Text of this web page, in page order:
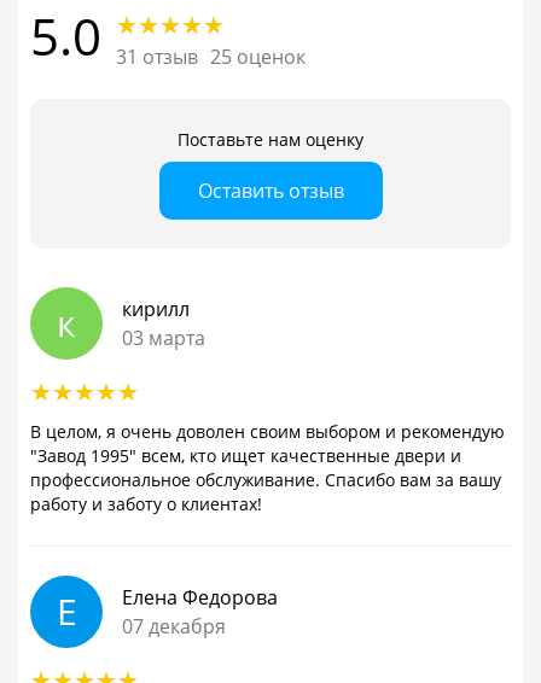
5.0 31 отзыв 25 оценок
Поставьте нам оценку
Оставить отзыв
к
кирилл
03 марта
В целом, я очень доволен своим выбором и рекомендую
"Завод 1995" всем, кто ищет качественные двери и
профессиональное обслуживание. Спасибо вам за вашу
работу и заботу о клиентах!
Е
Елена Федорова
07 декабря